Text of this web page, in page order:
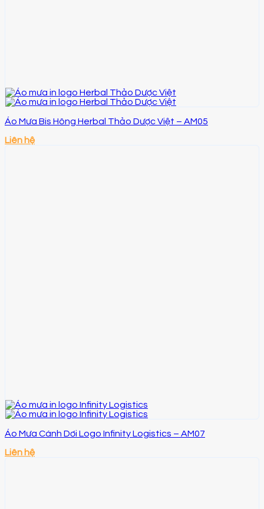
Áo Mưa Bis Hông Herbal Thảo Dược Việt – AM05
Liên hệ
Áo Mưa Cánh Dơi Logo Infinity Logistics – AM07
Liên hệ